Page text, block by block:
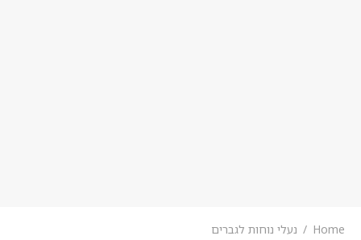
Home
/ נעלי נוחות לגברים